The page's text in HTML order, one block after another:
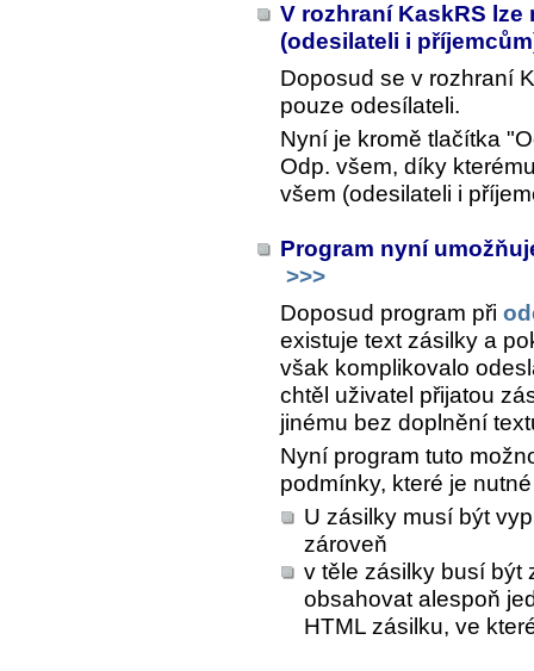
V rozhraní KaskRS
(odesilateli i
Doposud se v rozhraní
pouze odesílateli.
Nyní je kromě tlačítka
Odp. všem, díky
všem (odesilateli i
Program nyní
>>>
Doposud program při
existuje text zásilky a
však komplikovalo
chtěl uživatel přijatou
jinému bez doplnění
Nyní program tuto
podmínky, které je
U zásilky musí být
zároveň
v těle zásilky busí být
obsahovat alespoň
HTML zásilku, ve